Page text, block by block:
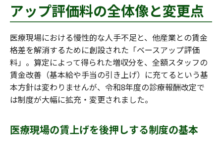
アップ評価料の全体像と変更点
医療現場における慢性的な人手不足と、他産業との賃金
格差を解消するために創設された「ベースアップ評価
料」。算定によって得られた増収分を、全額スタッフの
賃金改善（基本給や手当の引き上げ）に充てるという基
本方針は変わりませんが、令和8年度の診療報酬改定で
は制度が大幅に拡充・変更されました。
医療現場の賃上げを後押しする制度の基本